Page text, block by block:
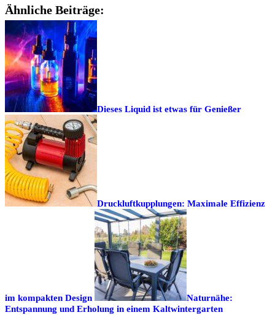
Ähnliche Beiträge:
Dieses Liquid ist etwas für Genießer
Druckluftkupplungen: Maximale Effizienz
im kompakten Design
Naturnähe:
Entspannung und Erholung in einem Kaltwintergarten